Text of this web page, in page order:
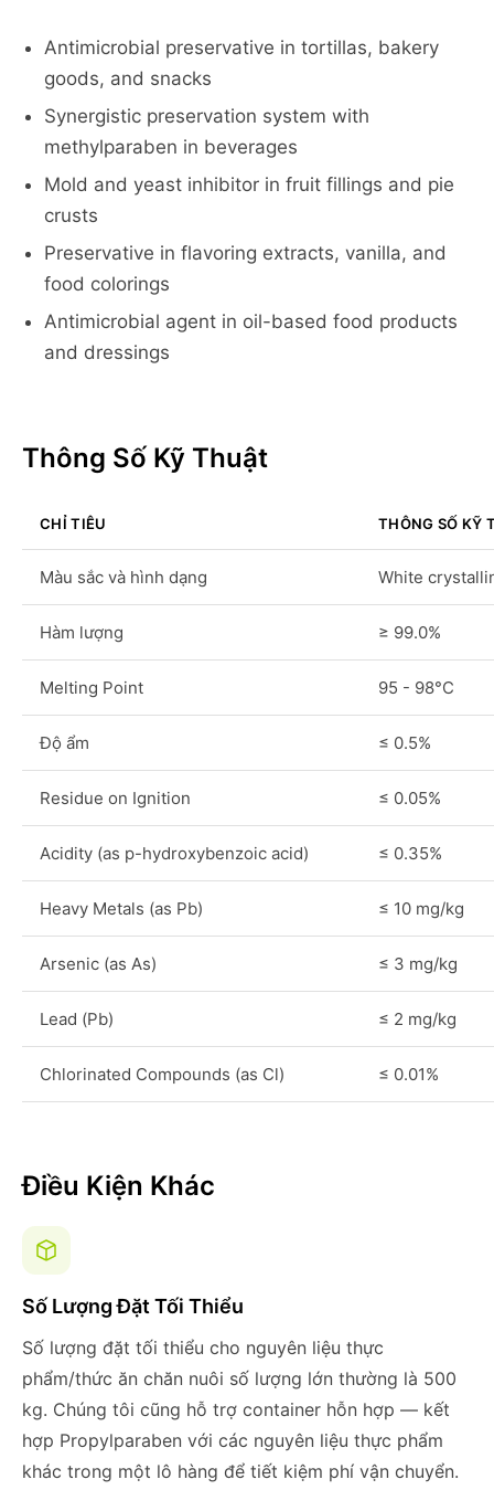
Antimicrobial preservative in tortillas, bakery
goods, and snacks
Synergistic preservation system with
methylparaben in beverages
Mold and yeast inhibitor in fruit fillings and pie
crusts
Preservative in flavoring extracts, vanilla, and
food colorings
Antimicrobial agent in oil-based food products
and dressings
Thông Số Kỹ Thuật
CHỈ TIÊU THÔNG SỐ KỸ
Màu sắc và hình dạng White
Hàm lượng ≥ 99.0%
Melting Point 95 - 98°C
Độ ẩm ≤ 0.5%
Residue on Ignition ≤ 0.05%
Acidity (as p-hydroxybenzoic acid) ≤ 0.35%
Heavy Metals (as Pb) ≤ 10 mg/kg
Arsenic (as As) ≤ 3 mg/kg
Lead (Pb) ≤ 2 mg/kg
Chlorinated Compounds (as Cl) ≤ 0.01%
Điều Kiện Khác
Số Lượng Đặt Tối Thiểu
Số lượng đặt tối thiểu cho nguyên liệu thực
phẩm/thức ăn chăn nuôi số lượng lớn thường là 500
kg. Chúng tôi cũng hỗ trợ container hỗn hợp — kết
hợp Propylparaben với các nguyên liệu thực phẩm
khác trong một lô hàng để tiết kiệm phí vận chuyển.